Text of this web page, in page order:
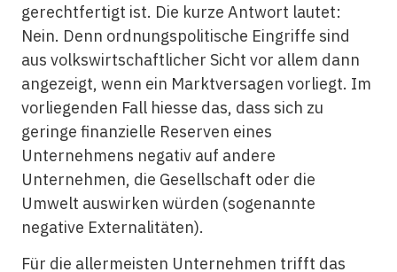
gerechtfertigt ist. Die kurze Antwort lautet:
Nein. Denn ordnungspolitische Eingriffe sind
aus volkswirtschaftlicher Sicht vor allem dann
angezeigt, wenn ein Marktversagen vorliegt. Im
vorliegenden Fall hiesse das, dass sich zu
geringe finanzielle Reserven eines
Unternehmens negativ auf andere
Unternehmen, die Gesellschaft oder die
Umwelt auswirken würden (sogenannte
negative Externalitäten).
Für die allermeisten Unternehmen trifft das